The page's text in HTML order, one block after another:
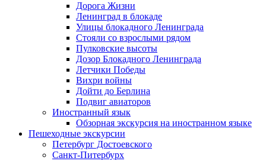
Дорога Жизни
Ленинград в блокаде
Улицы блокадного Ленинграда
Стояли со взрослыми рядом
Пулковские высоты
Дозор Блокадного Ленинграда
Летчики Победы
Вихри войны
Дойти до Берлина
Подвиг авиаторов
Иностранный язык
Обзорная экскурсия на иностранном языке
Пешеходные экскурсии
Петербург Достоевского
Санкт-Питербурх